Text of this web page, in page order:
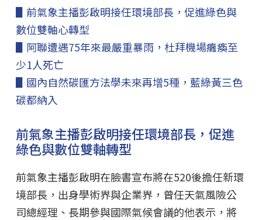
▋前氣象主播彭啟明接任環境部長，促進綠色與
數位雙軸心轉型
▋阿聯遭遇75年來最嚴重暴雨，杜拜機場癱瘓至
少1人死亡
▋國內自然碳匯方法學未來再增5種，藍綠黃三色
碳都納入
前氣象主播彭啟明接任環境部長，促進
綠色與數位雙軸轉型
前氣象主播彭啟明在臉書宣布將在520後擔任新環
境部長，出身學術界與企業界，曾任天氣風險公
司總經理、長期參與國際氣候會議的他表示，將